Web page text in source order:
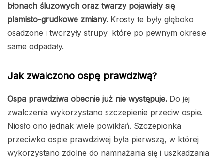
błonach śluzowych oraz twarzy pojawiały się
plamisto-grudkowe zmiany. Krosty te były głęboko
osadzone i tworzyły strupy, które po pewnym okresie
same odpadały.
Jak zwalczono ospę prawdziwą?
Ospa prawdziwa obecnie już nie występuje. Do jej
zwalczenia wykorzystano szczepienie przeciw ospie.
Niosło ono jednak wiele powikłań. Szczepionka
przeciwko ospie prawdziwej była pierwszą, w której
wykorzystano zdolne do namnażania się i uszkadzania